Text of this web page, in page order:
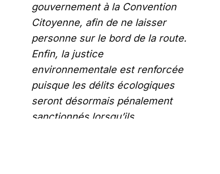
gouvernement à la Convention
Citoyenne, afin de ne laisser
personne sur le bord de la route.
Enfin, la justice
environnementale est renforcée
puisque les délits écologiques
seront désormais pénalement
sanctionnés lorsqu’ils